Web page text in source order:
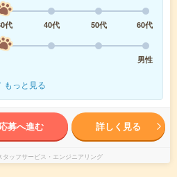
代 40代 50代
60代
男性
もっと見る
応募へ進む 詳しく見る
タッフサービス・エンジニアリング